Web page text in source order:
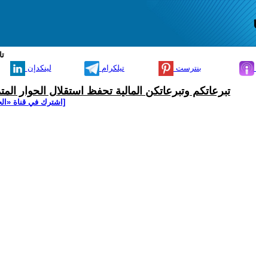
لينكدإن تيلكرام بنترست
تبرعاتكم وتبرعاتكن المالية تحفظ استقلال الحوار
[اشترك في قناة